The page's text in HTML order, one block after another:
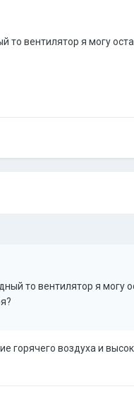
вентилятор я могу
то вентилятор я могу
горячего воздуха и